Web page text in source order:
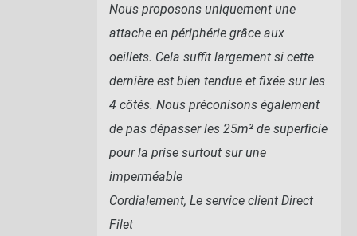
Nous proposons uniquement une
attache en périphérie grâce aux
oeillets. Cela suffit largement si cette
dernière est bien tendue et fixée sur les
4 côtés. Nous préconisons également
de pas dépasser les 25m² de superficie
pour la prise surtout sur une
imperméable
Cordialement, Le service client Direct
Filet